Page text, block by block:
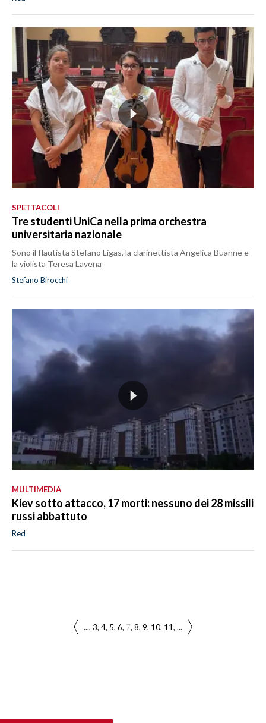
SPETTACOLI
Tre studenti UniCa nella prima orchestra
universitaria nazionale
Sono il flautista Stefano Ligas, la clarinettista Angelica Buanne e
la violista Teresa Lavena
Stefano Birocchi
MULTIMEDIA
Kiev sotto attacco, 17 morti: nessuno dei 28 missili
russi abbattuto
Red
... 3 4 5 6 7 8 9 10 11 ...